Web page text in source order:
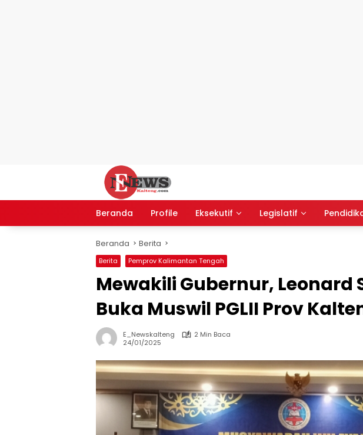
Beranda Profile Eksekutif Legislatif
Beranda Berita
Berita Pemprov Kalimantan Tengah
Mewakili Gubernur, Leonard
Buka Muswil PGLII Prov
E_Newskalteng
2 Min Baca
24/01/2025